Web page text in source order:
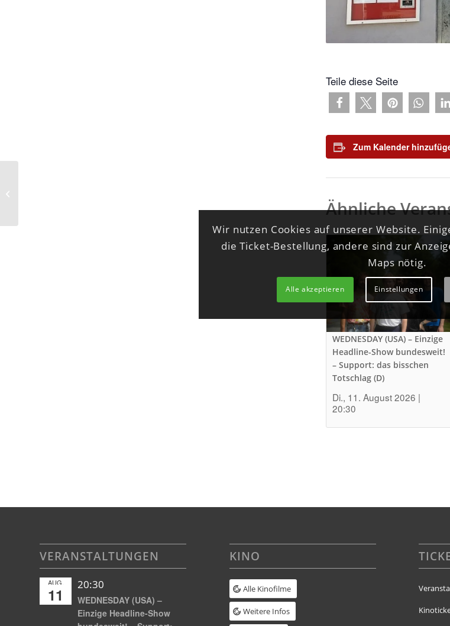
Teile diese Seite
Zum Kalender
Ähnliche
WEDNESDAY (USA) – Einzige
Headline-Show bundesweit!
– Support: das bisschen
Totschlag (D)
Di., 11. August 2026 |
20:30
VERANSTALTUNGEN
AUG.
11
20:30
WEDNESDAY (USA) –
Einzige Headline-Show
KINO
Alle Kinofilme
Weitere Infos
Wir nutzen Cookies auf unserer Website.
die Ticket-Bestellung, andere sind zur
Maps nötig.
Alle akzeptieren Einstellungen